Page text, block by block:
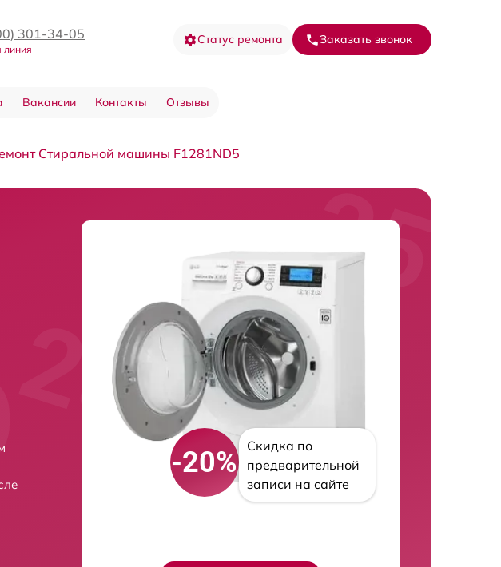
301-34-05
линия
Статус ремонта Заказать звонок
Вакансии Контакты Отзывы
Стиральной машины F1281ND5
-20%
Скидка по
предварительной
записи на сайте